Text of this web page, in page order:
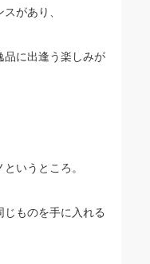
があり、
品に出逢う楽しみが
いうところ。
ものを手に入れる